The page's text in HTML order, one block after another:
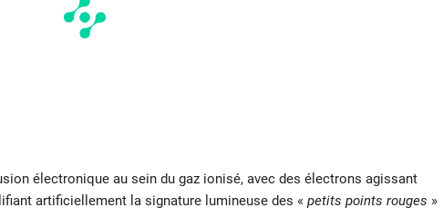
électronique au sein du gaz ionisé, avec des électrons agissant
artificiellement la signature lumineuse des « petits points rouges »